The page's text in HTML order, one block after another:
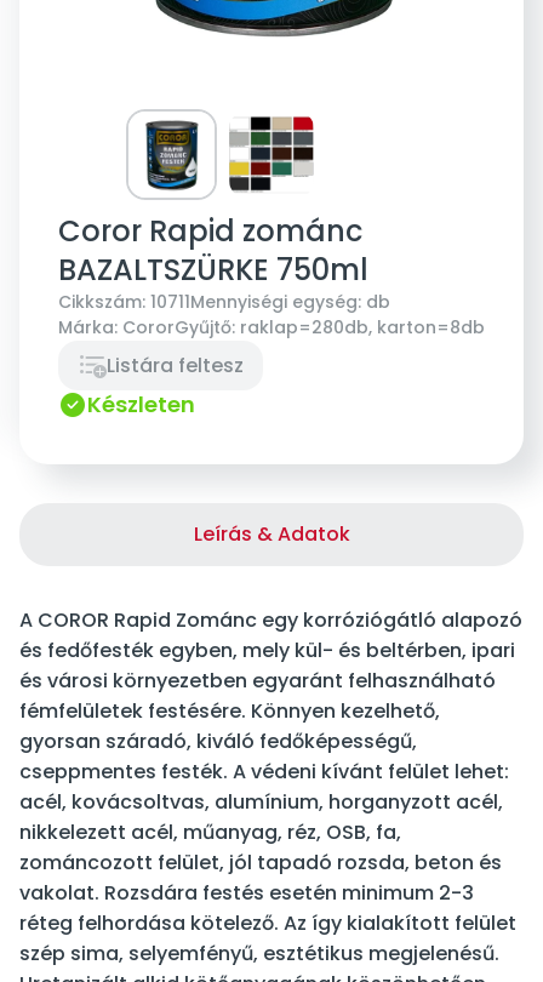
Coror Rapid zománc
BAZALTSZÜRKE 750ml
Cikkszám: 10711Mennyiségi egység: db
Márka: CororGyűjtő: raklap=280db, karton=8db
Listára feltesz
Készleten
Leírás & Adatok
A COROR Rapid Zománc egy korróziógátló alapozó
és fedőfesték egyben, mely kül- és beltérben, ipari
és városi környezetben egyaránt felhasználható
fémfelületek festésére. Könnyen kezelhető,
gyorsan száradó, kiváló fedőképességű,
cseppmentes festék. A védeni kívánt felület lehet:
acél, kovácsoltvas, alumínium, horganyzott acél,
nikkelezett acél, műanyag, réz, OSB, fa,
zománcozott felület, jól tapadó rozsda, beton és
vakolat. Rozsdára festés esetén minimum 2-3
réteg felhordása kötelező. Az így kialakított felület
szép sima, selyemfényű, esztétikus megjelenésű.